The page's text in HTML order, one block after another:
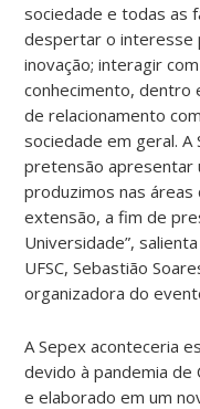
sociedade e todas as
despertar o interesse
inovação; interagir
conhecimento, dentro
de relacionamento
sociedade em geral.
pretensão apresentar
produzimos nas áreas
extensão, a fim de
Universidade”,
UFSC, Sebastião
organizadora do
A Sepex aconteceria
devido à pandemia
e elaborado em um